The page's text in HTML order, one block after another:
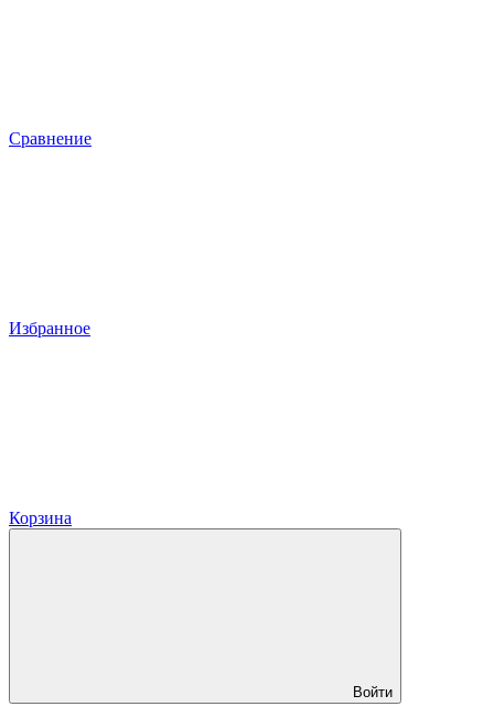
Сравнение
Избранное
Корзина
Войти